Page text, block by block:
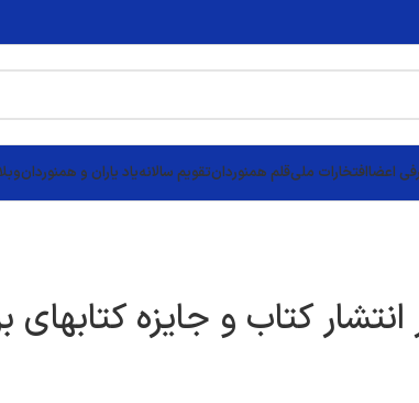
اعضاافتخارات ملیقلم همنوردانتقویم سالانهیاد یاران و همنوردان
کتاب و جایزه کتابهای